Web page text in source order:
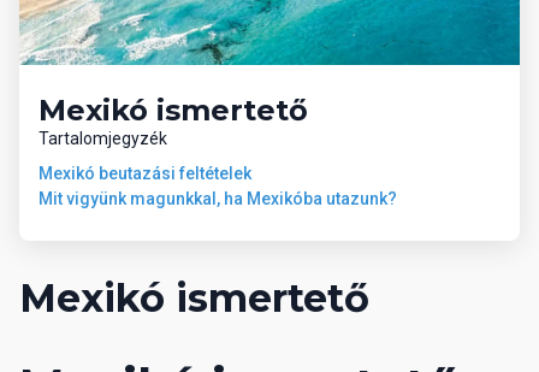
Mexikó ismertető
Tartalomjegyzék
Mexikó beutazási feltételek
Mit vigyünk magunkkal, ha Mexikóba utazunk?
Mexikó ismertető